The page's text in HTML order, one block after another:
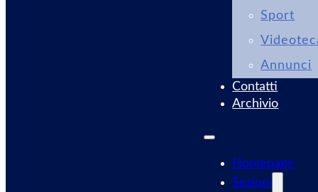
Sport
Annunci
Contatti
Archivio
Homepage
Sezioni